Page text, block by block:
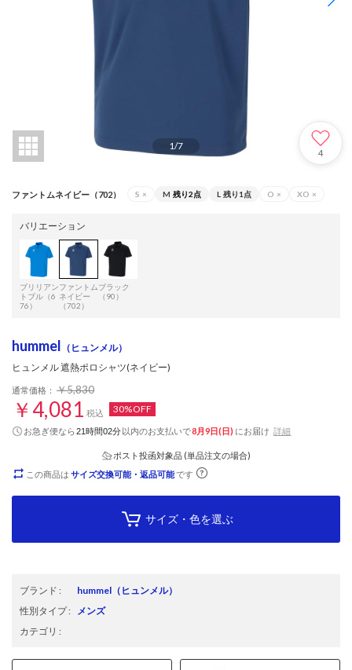
1/7
4
ファントムネイビー（702） S × M 残り2点 L 残り1点 O × XO ×
バリエーション
ブリリアン
トブル（6
76）
ファントム
ネイビー
（702）
ブラック
（90）
hummel （ヒュンメル）
ヒュンメル 遮熱ポロシャツ(ネイビー)
通常価格： ￥5,830
￥4,081 税込 30%OFF
お急ぎ便なら21時間02分以内のお支払いで8月9日(日) にお届け 詳細
ポスト投函対象品 (単品注文の場合)
この商品は サイズ交換可能・返品可能です
サイズ・色を選ぶ
ブランド : hummel （ヒュンメル）
性別タイプ:
メンズ
カテゴリ :